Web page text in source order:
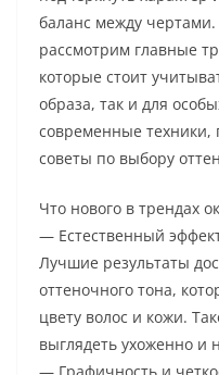
баланс между
рассмотрим главные
которые стоит
образа, так и для
современные техники,
советы по выбору
Что нового в трендах
— Естественный
Лучшие результаты
оттеночного тона,
цвету волос и кожи.
выглядеть ухоженно и